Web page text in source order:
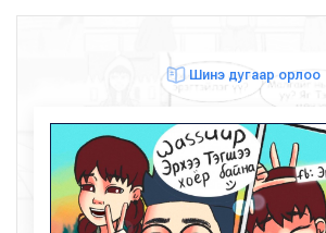
Шинэ дугаар орлоо